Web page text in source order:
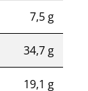
7,5 g
34,7 g
19,1 g